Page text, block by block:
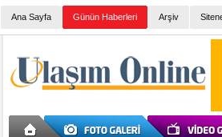
Ana Sayfa Günün Haberleri Arşiv